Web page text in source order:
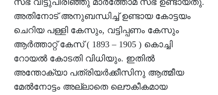
അതിനോട് അനുബന്ധിച്ച് ഉണ്ടായ കോട്ടയം
ചെറിയ പള്ളി കേസും, വട്ടിപ്പണം കേസും
ആര്‍ത്താറ്റ് കേസ് ( 1893 – 1905 ) കൊച്ചി
റോയല്‍ കോടതി വിധിയും. ഇതില്‍
അന്തോക്യാ പത്രിയര്‍ക്കീസിനു ആത്മീയ
മേല്‍നോട്ടം അല്ലാതെ ലൌകീകമായ